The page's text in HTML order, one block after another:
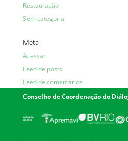
Restauração
Sem categoria
Meta
Acessar
Feed de posts
Feed de comentários
WordPress.org
Conselho de Coordenação do